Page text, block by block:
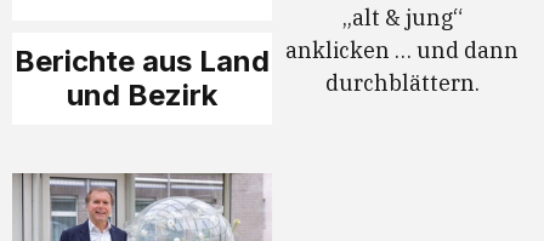
Berichte aus Land
und Bezirk
„alt & jung“
anklicken … und dann
durchblättern.